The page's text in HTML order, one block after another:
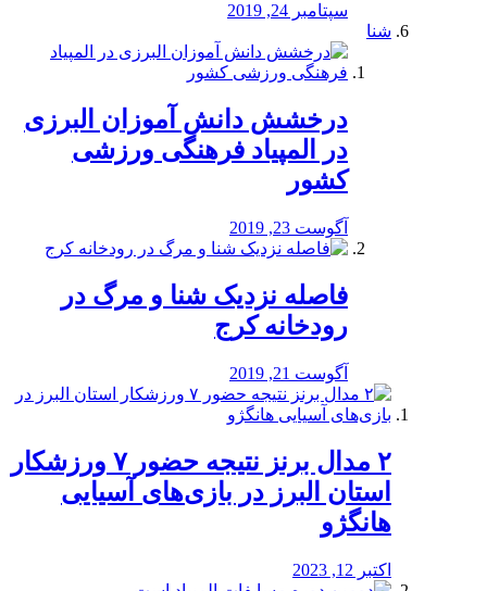
سپتامبر 24, 2019
شنا
درخشش دانش آموزان البرزی
در المپیاد فرهنگی ورزشی
کشور
آگوست 23, 2019
️فاصله نزدیک شنا و مرگ در
رودخانه کرج
آگوست 21, 2019
۲ مدال برنز نتیجه حضور ۷ ورزشکار
استان البرز در بازی‌های آسیایی
هانگژو
اکتبر 12, 2023